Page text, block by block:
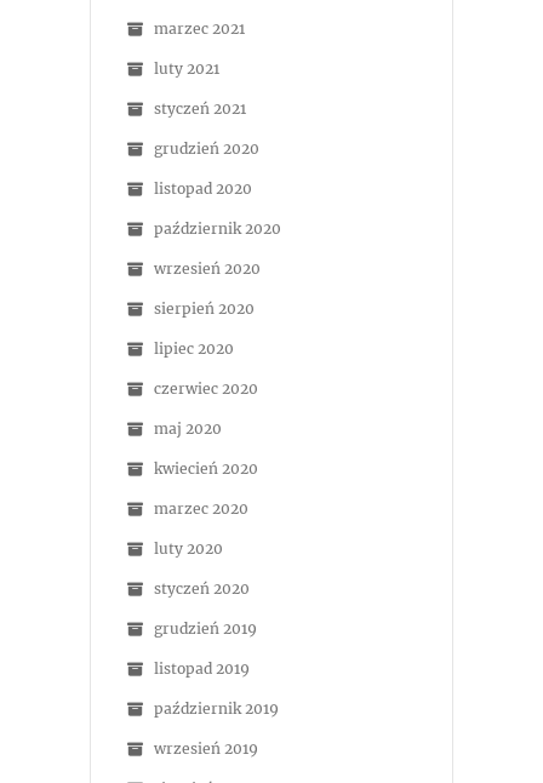
marzec 2021
luty 2021
styczeń 2021
grudzień 2020
listopad 2020
październik 2020
wrzesień 2020
sierpień 2020
lipiec 2020
czerwiec 2020
maj 2020
kwiecień 2020
marzec 2020
luty 2020
styczeń 2020
grudzień 2019
listopad 2019
październik 2019
wrzesień 2019